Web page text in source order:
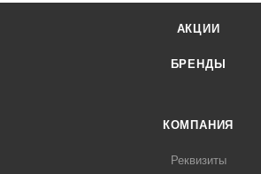
АКЦИИ
БРЕНДЫ
КОМПАНИЯ
Реквизиты